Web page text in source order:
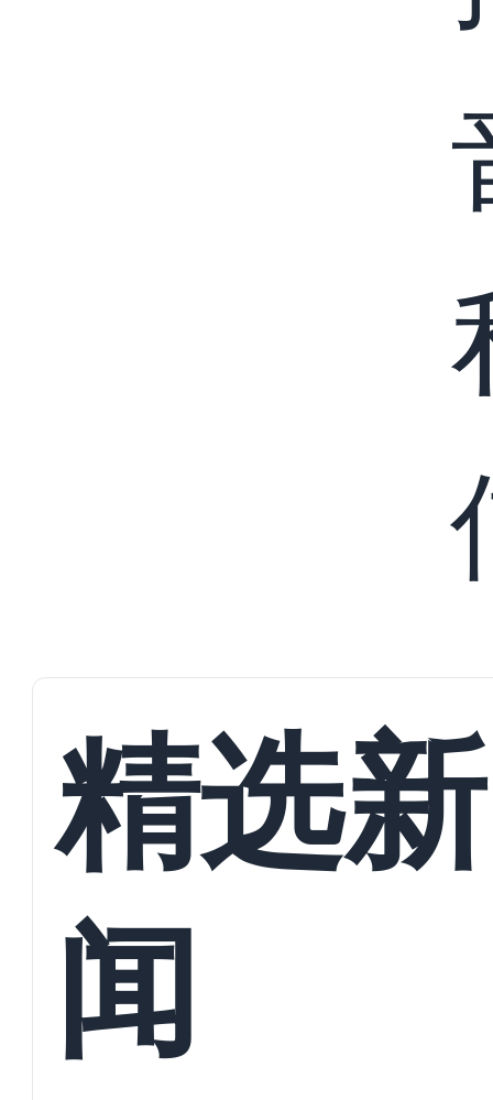
精选新
闻